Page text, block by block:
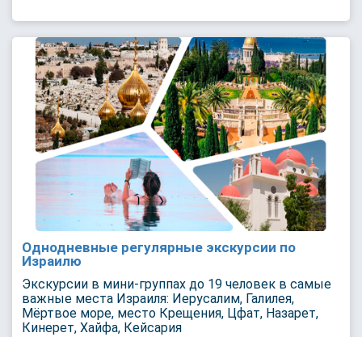
Однодневные регулярные экскурсии по
Израилю
Экскурсии в мини-группах до 19 человек в самые
важные места Израиля: Иерусалим, Галилея,
Мёртвое море, место Крещения, Цфат, Назарет,
Кинерет, Хайфа, Кейсария